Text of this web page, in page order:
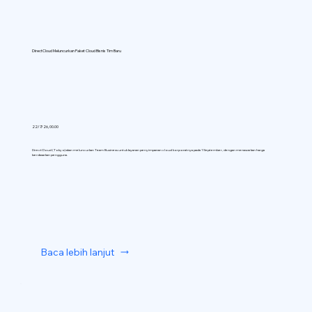
DirectCloud Meluncurkan Paket Cloud Bisnis Tim Baru
22/7/26, 00.00
DirectCloud (Tokyo) akan meluncurkan Team Business untuk layanan penyimpanan cloud korporatnya pada 1 September, dengan menawarkan harga
berdasarkan pengguna.
Baca lebih lanjut